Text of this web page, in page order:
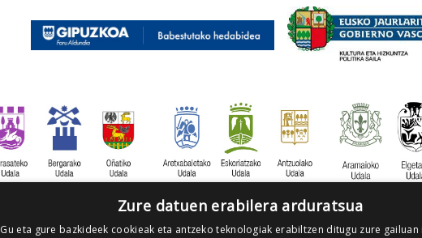
Zure datuen erabilera arduratsua
Gu eta gure bazkideek cookieak eta antzeko teknologiak erabiltzen ditugu zure